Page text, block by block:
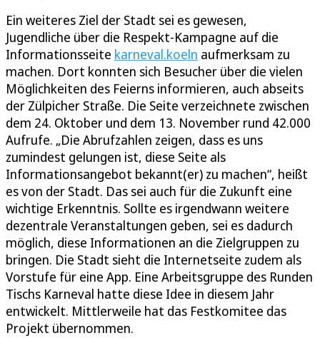
Ein weiteres Ziel der Stadt sei es gewesen,
Jugendliche über die Respekt-Kampagne auf die
Informationsseite karneval.koeln aufmerksam zu
machen. Dort konnten sich Besucher über die vielen
Möglichkeiten des Feierns informieren, auch abseits
der Zülpicher Straße. Die Seite verzeichnete zwischen
dem 24. Oktober und dem 13. November rund 42.000
Aufrufe. „Die Abrufzahlen zeigen, dass es uns
zumindest gelungen ist, diese Seite als
Informationsangebot bekannt(er) zu machen“, heißt
es von der Stadt. Das sei auch für die Zukunft eine
wichtige Erkenntnis. Sollte es irgendwann weitere
dezentrale Veranstaltungen geben, sei es dadurch
möglich, diese Informationen an die Zielgruppen zu
bringen. Die Stadt sieht die Internetseite zudem als
Vorstufe für eine App. Eine Arbeitsgruppe des Runden
Tischs Karneval hatte diese Idee in diesem Jahr
entwickelt. Mittlerweile hat das Festkomitee das
Projekt übernommen.